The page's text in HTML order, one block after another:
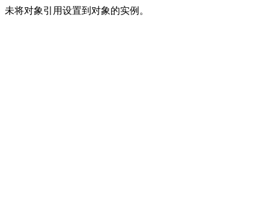
未将对象引用设置到对象的实例。